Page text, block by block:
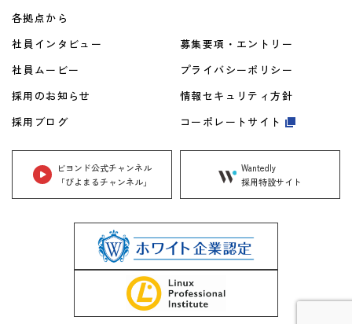
各拠点から
社員インタビュー
社員ムービー
採用のお知らせ
採用ブログ
募集要項・エントリー
プライバシーポリシー
情報セキュリティ方針
コーポレートサイト
ビヨンド公式チャンネル
「びよまるチャンネル」
Wantedly
採用特設サイト